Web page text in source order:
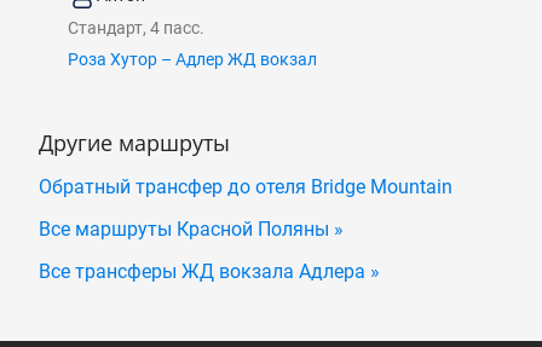
Стандарт, 4 пасс.
Роза Хутор – Адлер ЖД вокзал
Другие маршруты
Обратный трансфер до отеля Bridge Mountain
Все маршруты Красной Поляны »
Все трансферы ЖД вокзала Адлера »